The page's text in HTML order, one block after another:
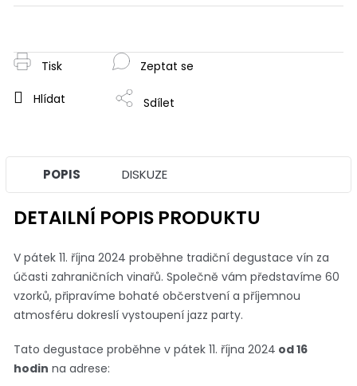
Tisk
Zeptat se
Hlídat Sdílet
POPIS DISKUZE
DETAILNÍ POPIS PRODUKTU
V pátek 11. října 2024 proběhne tradiční degustace vín za
účasti zahraničních vinařů. Společně vám představíme 60
vzorků, připravíme bohaté občerstvení a příjemnou
atmosféru dokreslí vystoupení jazz party.
Tato degustace proběhne v pátek 11. října 2024 od 16
hodin na adrese: